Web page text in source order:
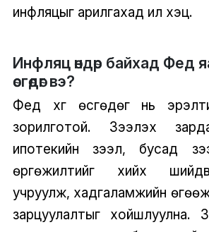
инфляцыг арилгахад илүү хэцүү.
Инфляц өндөр байхад Фед
өсгөдөг вэ?
Фед хүүг өсгөдөг нь
зорилготой. Зээлэх
ипотекийн зээл, бусад
өргөжилтийг хийх
учруулж, хадгаламжийн
зарцуулалтыг хойшлуулна.